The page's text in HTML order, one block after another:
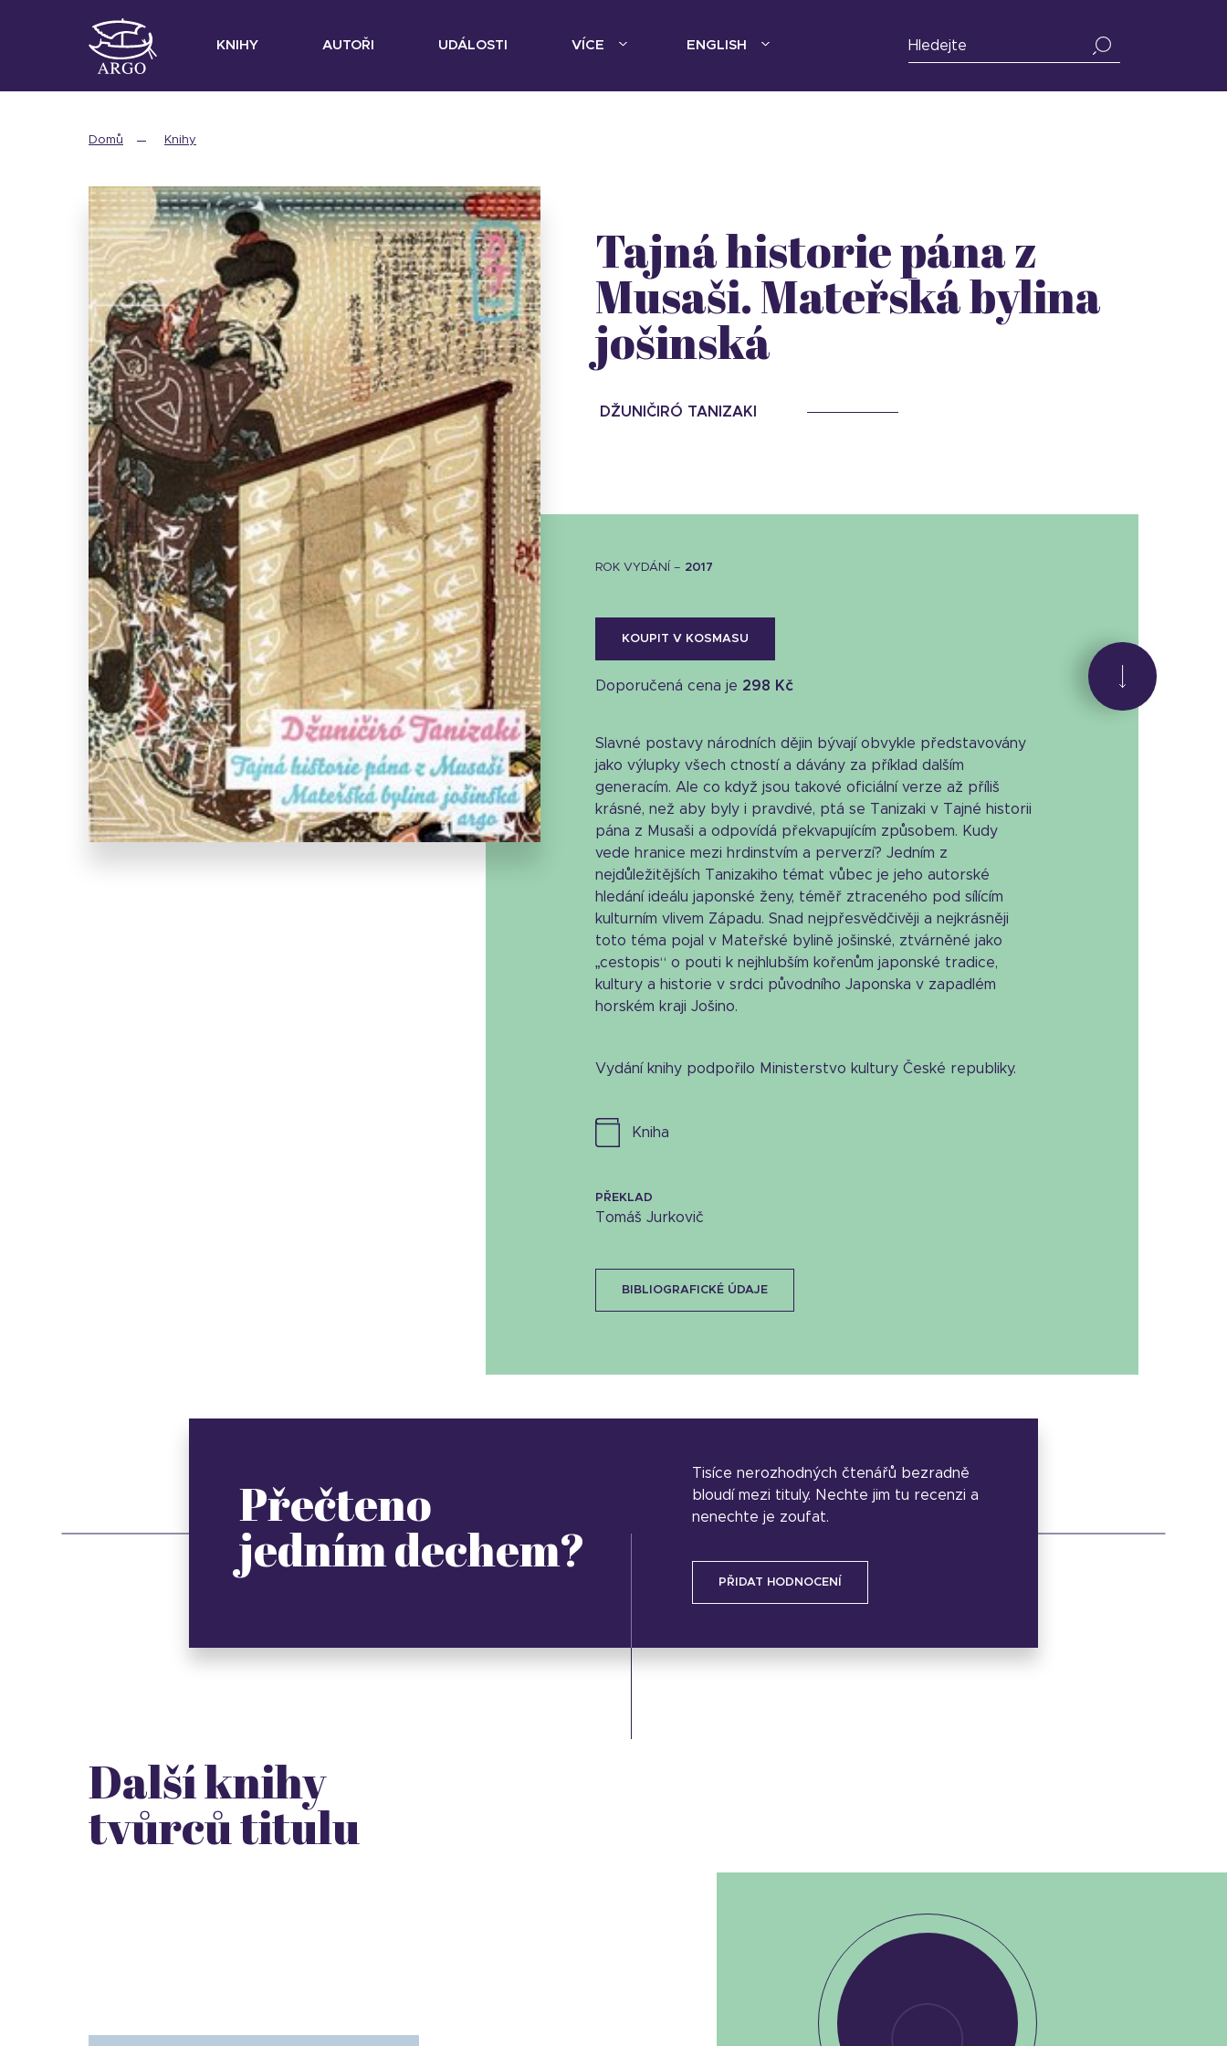
KNIHY AUTOŘI UDÁLOSTI VÍCE ENGLISH
Domů Knihy
Stáhnout obálku
38.95 KB
Tajná historie pána z
Musaši. Mateřská bylina
jošinská
DŽUNIČIRÓ TANIZAKI
ROK VYDÁNÍ – 2017
KOUPIT V KOSMASU
Doporučená cena je 298 Kč
Slavné postavy národních dějin bývají obvykle představovány
jako výlupky všech ctností a dávány za příklad dalším
generacím. Ale co když jsou takové oficiální verze až příliš
krásné, než aby byly i pravdivé, ptá se Tanizaki v Tajné historii
pána z Musaši a odpovídá překvapujícím způsobem. Kudy
vede hranice mezi hrdinstvím a perverzí? Jedním z
nejdůležitějších Tanizakiho témat vůbec je jeho autorské
hledání ideálu japonské ženy, téměř ztraceného pod sílícím
kulturním vlivem Západu. Snad nejpřesvědčivěji a nejkrásněji
toto téma pojal v Mateřské bylině jošinské, ztvárněné jako
„cestopis“ o pouti k nejhlubším kořenům japonské tradice,
kultury a historie v srdci původního Japonska v zapadlém
horském kraji Jošino.
Vydání knihy podpořilo Ministerstvo kultury České republiky.
kniha
PŘEKLAD
Tomáš Jurkovič
BIBLIOGRAFICKÉ ÚDAJE
Přečteno
jedním dechem?
Tisíce nerozhodných čtenářů bezradně
bloudí mezi tituly. Nechte jim tu recenzi a
nenechte je zoufat.
PŘIDAT HODNOCENÍ
Další knihy
tvůrců titulu